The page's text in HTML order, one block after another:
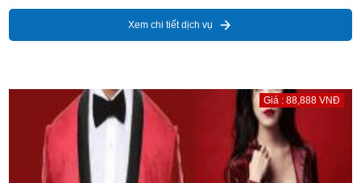
Xem chi tiết dịch vụ
Giá : 88,888 VNĐ